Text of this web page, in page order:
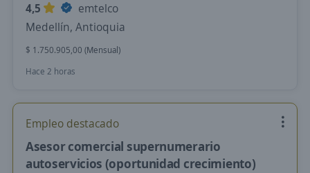
4,5
emtelco
Medellín, Antioquia
$ 1.750.905,00 (Mensual)
Hace 2 horas
Empleo destacado
Asesor comercial supernumerario
autoservicios (oportunidad crecimiento)